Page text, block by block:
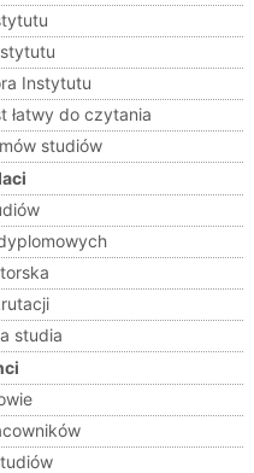
Instytutu
łatwy do czytania
studiów
studia